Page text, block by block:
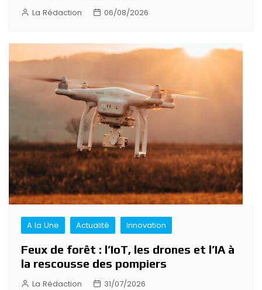
La Rédaction 06/08/2026
A la Une Actualité Innovation
Feux de forêt : l’IoT, les drones et l’IA à
la rescousse des pompiers
La Rédaction 31/07/2026